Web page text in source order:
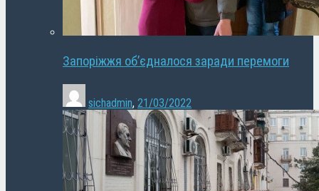
Запоріжжя об’єдналося заради перемоги
sichadmin, 21/03/2022